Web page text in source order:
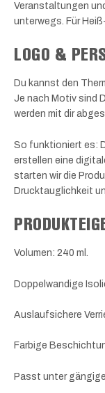
Veranstaltungen
unterwegs. Für
LOGO &
Du kannst den
Je nach Motiv sind
werden mit dir
So funktioniert es:
erstellen eine
starten wir die
Drucktauglichkeit
Volumen: 240 ml.
Doppelwandige
Auslaufsichere
Farbige
Passt unter